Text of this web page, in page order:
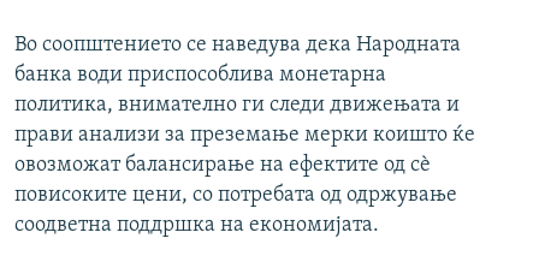
Во соопштението се наведува дека Народната
банка води приспособлива монетарна
политика, внимателно ги следи движењата и
прави анализи за преземање мерки коишто ќе
овозможат балансирање на ефектите од сѐ
повисоките цени, со потребата од одржување
соодветна поддршка на економијата.